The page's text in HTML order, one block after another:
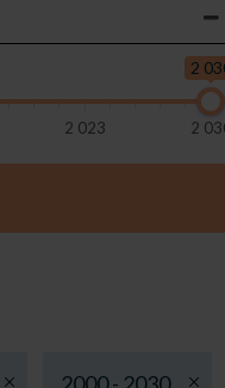
2
2 023 2